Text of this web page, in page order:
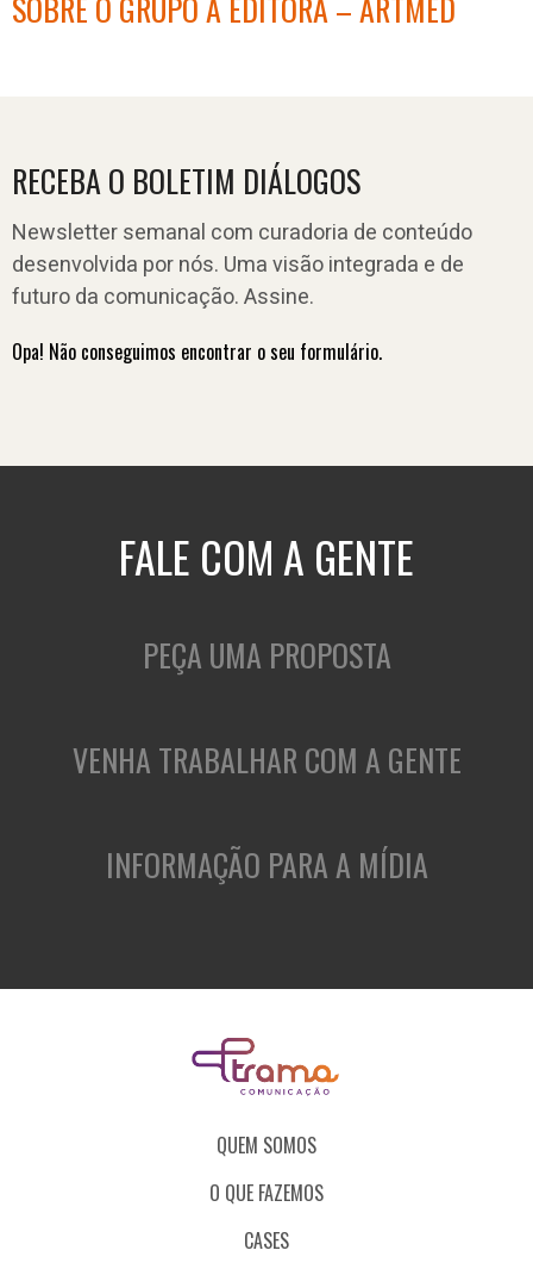
RECEBA O BOLETIM DIÁLOGOS
Newsletter semanal com curadoria de conteúdo
desenvolvida por nós. Uma visão integrada e de
futuro da comunicação. Assine.
Opa! Não conseguimos encontrar o seu formulário.
FALE COM A GENTE
PEÇA UMA PROPOSTA
VENHA TRABALHAR COM A GENTE
INFORMAÇÃO PARA A MÍDIA
QUEM SOMOS
O QUE FAZEMOS
CASES